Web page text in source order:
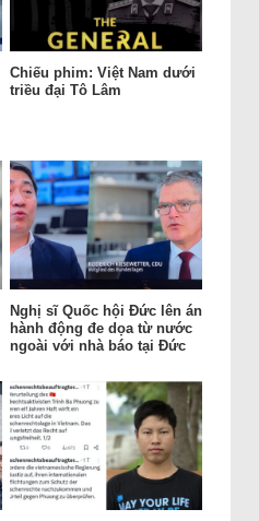
Chiếu phim: Việt Nam dưới
triều đại Tô Lâm
Nghị sĩ Quốc hội Đức lên án
hành động đe dọa từ nước
ngoài với nhà báo tại Đức